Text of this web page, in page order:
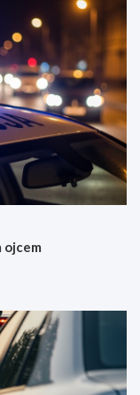
ojcem